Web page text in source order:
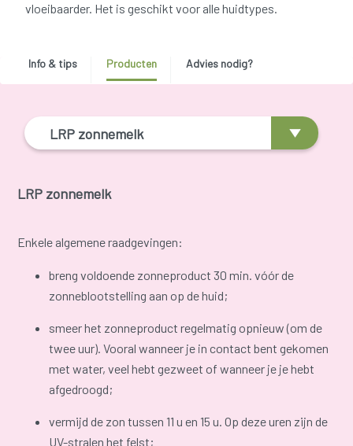
vloeibaarder. Het is geschikt voor alle huidtypes.
Info & tips Producten Advies nodig?
LRP zonnemelk
LRP zonnemelk
Enkele algemene raadgevingen:
breng voldoende zonneproduct 30 min. vóór de
zonneblootstelling aan op de huid;
smeer het zonneproduct regelmatig opnieuw (om de
twee uur). Vooral wanneer je in contact bent gekomen
met water, veel hebt gezweet of wanneer je je hebt
afgedroogd;
vermijd de zon tussen 11 u en 15 u. Op deze uren zijn de
UV-stralen het felst;